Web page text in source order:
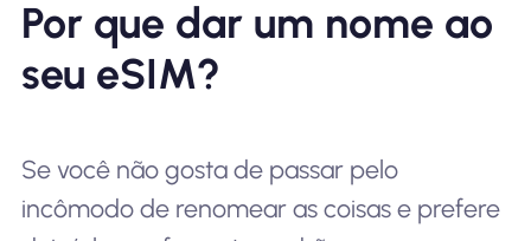
Por que dar um nome ao
seu eSIM?
Se você não gosta de passar pelo
incômodo de renomear as coisas e prefere